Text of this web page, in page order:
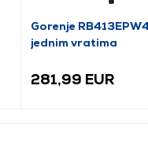
Gorenje
jednim vratima
281,99 EUR